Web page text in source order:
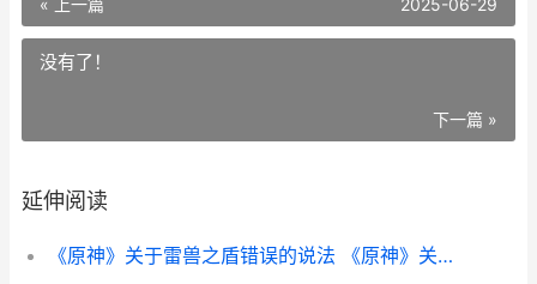
« 上一篇 2025-06-29
没有了！
下一篇 »
延伸阅读
《原神》关于雷兽之盾错误的说法 《原神》关于雷神的句子